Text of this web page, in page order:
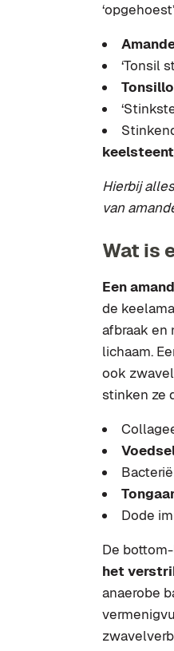
‘Tonsil
Hierbij
van
Wat is
Een
de
afbraak en
lichaam.
ook
stinken ze
Dode
De
het
anaerobe